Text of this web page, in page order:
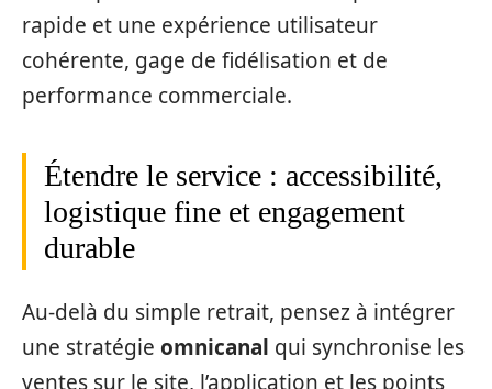
rapide et une expérience utilisateur
cohérente, gage de fidélisation et de
performance commerciale.
Étendre le service : accessibilité,
logistique fine et engagement
durable
Au-delà du simple retrait, pensez à intégrer
une stratégie omnicanal qui synchronise les
ventes sur le site, l’application et les points